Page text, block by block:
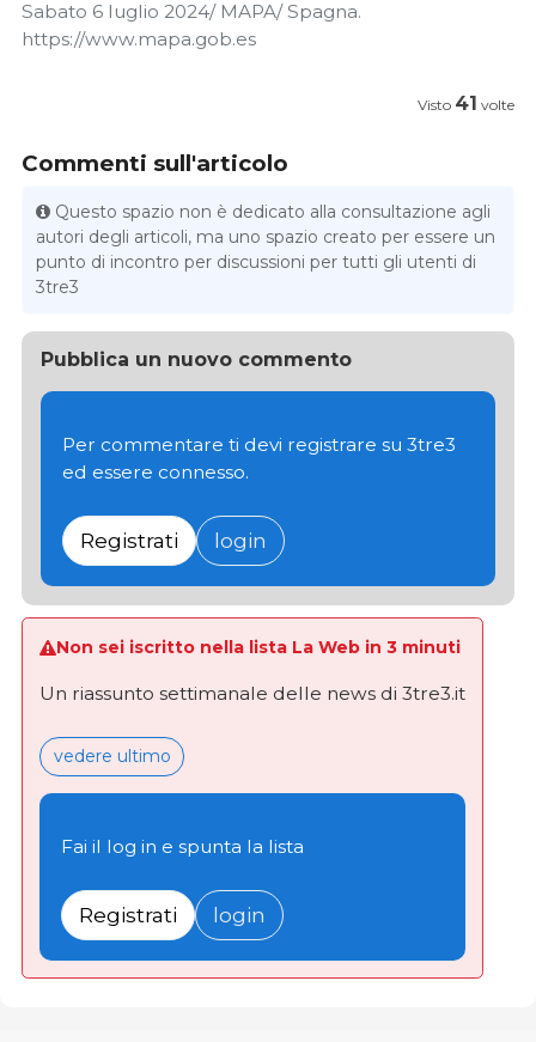
Sabato 6 luglio 2024/ MAPA/ Spagna.
https://www.mapa.gob.es
Visto 41 volte
Commenti sull'articolo
Questo spazio non è dedicato alla consultazione agli
autori degli articoli, ma uno spazio creato per essere un
punto di incontro per discussioni per tutti gli utenti di
3tre3
Pubblica un nuovo commento
Per commentare ti devi registrare su 3tre3
ed essere connesso.
Registrati login
Non sei iscritto nella lista La Web in 3 minuti
Un riassunto settimanale delle news di 3tre3.it
vedere ultimo
Fai il log in e spunta la lista
Registrati login